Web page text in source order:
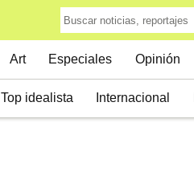
Top idealista Internacional
Art Especiales Opinión